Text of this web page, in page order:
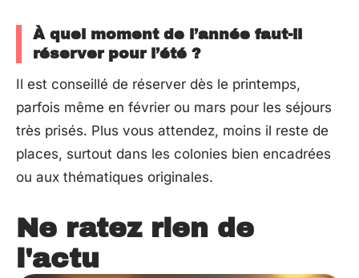
À quel moment de l’année faut-il
réserver pour l’été ?
Il est conseillé de réserver dès le printemps,
parfois même en février ou mars pour les séjours
très prisés. Plus vous attendez, moins il reste de
places, surtout dans les colonies bien encadrées
ou aux thématiques originales.
Ne ratez rien de
l'actu